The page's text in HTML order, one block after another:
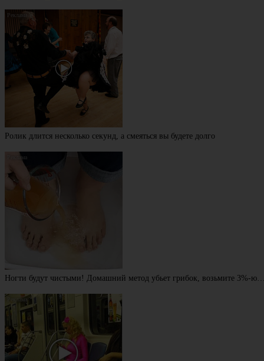
Ролик длится несколько секунд, а смеяться вы будете долго
Ногти будут чистыми! Домашний метод убьет грибок, возьмите 3%-